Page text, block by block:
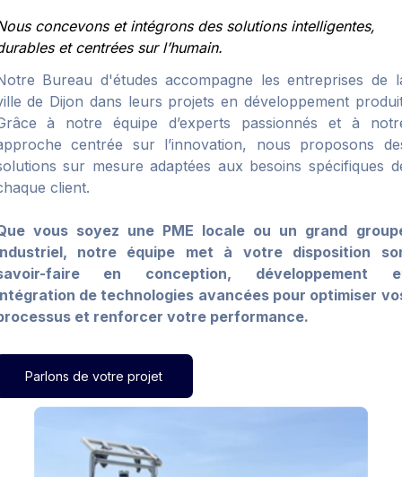
concevons et intégrons des solutions intelligentes,
et centrées sur l’humain.
Bureau d'études accompagne les entreprises de
de Dijon dans leurs projets en développement
à notre équipe d’experts passionnés et à
centrée sur l’innovation, nous proposons
sur mesure adaptées aux besoins spécifiques
client.
vous soyez une PME locale ou un grand
notre équipe met à votre disposition
faire en conception, développement
de technologies avancées pour optimiser
et renforcer votre performance.
Parlons de votre projet